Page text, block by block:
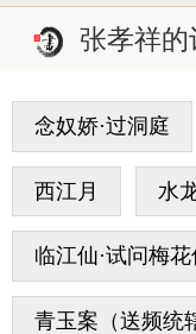
张孝祥
念奴娇·过洞庭
西江月 水
临江仙·试问梅
青玉案（送频统